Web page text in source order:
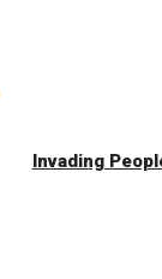
Invading